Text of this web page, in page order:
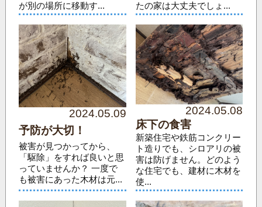
が別の場所に移動す...
たの家は大丈夫でしょ...
2024.05.09
予防が大切！
被害が見つかってから、
「駆除」をすれば良いと思
っていませんか？ 一度で
も被害にあった木材は元...
2024.05.08
床下の食害
新築住宅や鉄筋コンクリー
ト造りでも、シロアリの被
害は防げません。どのよう
な住宅でも、建材に木材を
使...